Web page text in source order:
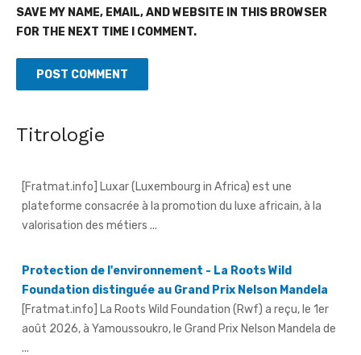
SAVE MY NAME, EMAIL, AND WEBSITE IN THIS BROWSER
FOR THE NEXT TIME I COMMENT.
Titrologie
[Fratmat.info] Luxar (Luxembourg in Africa) est une
Protection de l'environnement - La Roots Wild